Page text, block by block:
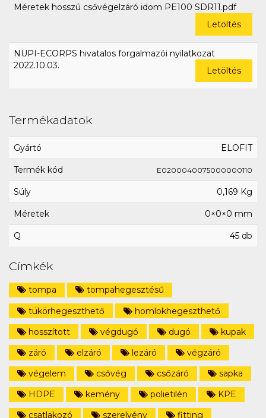
Méretek hosszú csővégelzáró idom PE100 SDR11.pdf
Letöltés
NUPI-ECORPS hivatalos forgalmazói nyilatkozat
2022.10.03.
Letöltés
Termékadatok
Gyártó ELOFIT
Termék kód E0200040075000000110
Súly 0,169 Kg
Méretek 0×0×0 mm
Q 45 db
Címkék
tompa
tompahegesztésű
tükörhegeszthető
homlokhegeszthető
hosszított
végdugó dugó
kupak
záró
elzáró lezáró
végzáró
végelem
csővég csőzáró
sapka
HDPE
kemény polietilén
KPE
csatlakozó
szerelvény
fitting